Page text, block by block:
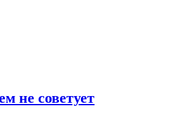
не советует